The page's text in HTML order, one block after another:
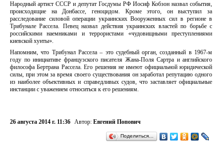
Народный артист СССР и депутат Госдумы РФ Иосиф Кобзон назвал события,
происходящие на Донбассе, геноцидом. Кроме этого, он выступил за
расследование силовой операции украинских Вооруженных сил в регионе в
Трибунале Рассела. Певец назвал действия украинских властей по борьбе с
российскими наемниками и террористами «чудовищными преступлениями
киевской хунты».
Напомним, что Трибунал Рассела – это судебный орган, созданный в 1967-м
году по инициативе французского писателя Жана-Поля Сартра и английского
философа Бертрана Рассела. Его решения не имеют официальной юридической
силы, при этом за время своего существования он заработал репутацию одного
из наиболее объективных и справедливых судов, что заставляет официальные
инстанции с уважением относиться к его решениям.
26 августа 2014 г. 11:36 Автор: Евгений Попович
Поделиться…